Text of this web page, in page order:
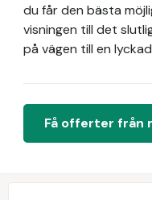
du får den bästa
visningen till det
på vägen till en
Få offerter från